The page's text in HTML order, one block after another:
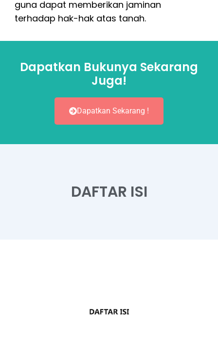
guna dapat memberikan jaminan
terhadap hak-hak atas tanah.
Dapatkan Bukunya Sekarang
Juga!
Dapatkan Sekarang !
DAFTAR ISI